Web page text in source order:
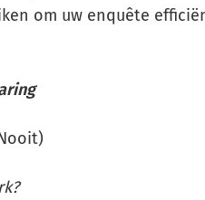
om uw enquête